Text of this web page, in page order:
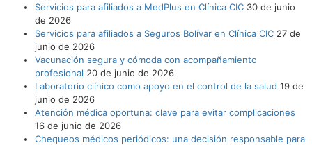
Servicios para afiliados a MedPlus en Clínica CIC 30 de junio
de 2026
Servicios para afiliados a Seguros Bolívar en Clínica CIC 27 de
junio de 2026
Vacunación segura y cómoda con acompañamiento
profesional 20 de junio de 2026
Laboratorio clínico como apoyo en el control de la salud 19 de
junio de 2026
Atención médica oportuna: clave para evitar complicaciones
16 de junio de 2026
Chequeos médicos periódicos: una decisión responsable para